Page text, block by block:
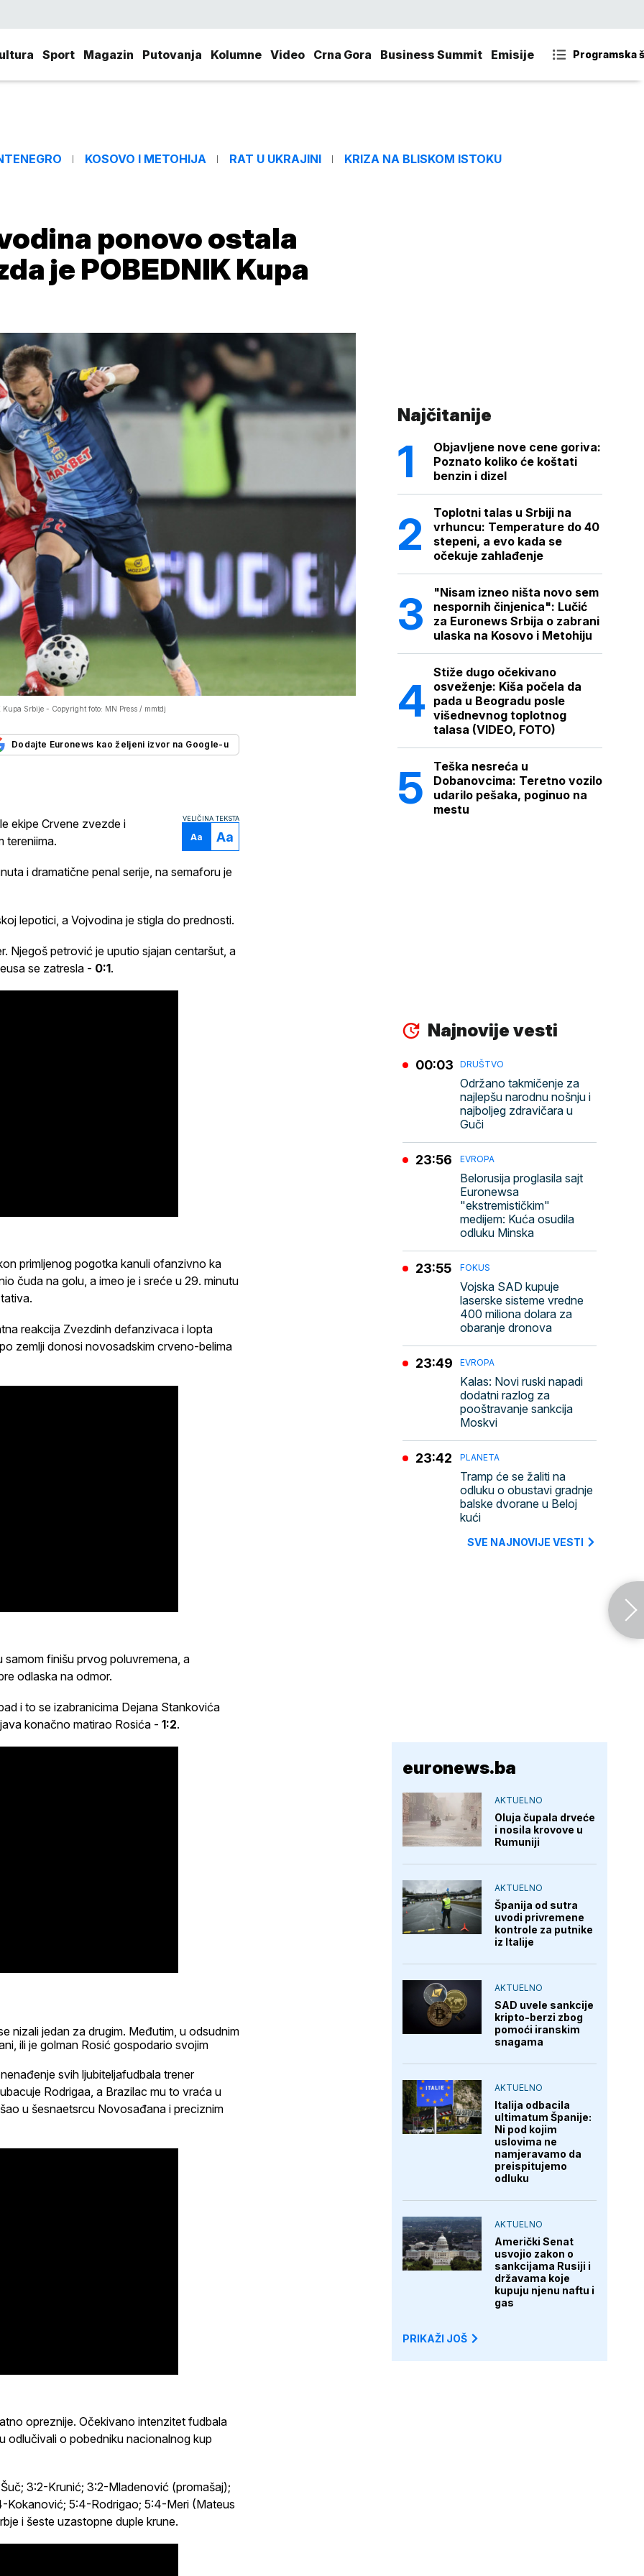
Sport Magazin Putovanja Kolumne Video Crna Gora Business Summit Emisije Programska
KOSOVO I METOHIJA RAT U UKRAJINI KRIZA NA BLISKOM ISTOKU
ponovo ostala
je POBEDNIK Kupa
Kupa Srbije - Copyright foto: MN Press / mmtdj
Dodajte Euronews kao željeni izvor na Google-u
VELIČINA TEKSTA
Aa Aa
ekipe Crvene zvezde i
tereniima.
i dramatične penal serije, na semaforu je
lepotici, a Vojvodina je stigla do prednosti.
Njegoš petrović je uputio sjajan centaršut, a
se zatresla - 0:1.
primljenog pogotka kanuli ofanzivno ka
čuda na golu, a imeo je i sreće u 29. minutu
reakcija Zvezdinh defanzivaca i lopta
zemlji donosi novosadskim crveno-belima
samom finišu prvog poluvremena, a
odlaska na odmor.
i to se izabranicima Dejana Stankovića
konačno matirao Rosića - 1:2.
nizali jedan za drugim. Međutim, u odsudnim
ili je golman Rosić gospodario svojim
svih ljubiteljafudbala trener
Rodrigaa, a Brazilac mu to vraća u
u šesnaetsrcu Novosađana i preciznim
opreznije. Očekivano intenzitet fudbala
odlučivali o pobedniku nacionalnog kup
3:2-Krunić; 3:2-Mladenović (promašaj);
Kokanović; 5:4-Rodrigao; 5:4-Meri (Mateus
i šeste uzastopne duple krune.
Najčitanije
Objavljene nove cene goriva:
Poznato koliko će koštati
benzin i dizel
Toplotni talas u Srbiji na
vrhuncu: Temperature do 40
stepeni, a evo kada se
očekuje zahlađenje
"Nisam izneo ništa novo sem
nespornih činjenica": Lučić
za Euronews Srbija o zabrani
ulaska na Kosovo i Metohiju
Stiže dugo očekivano
osveženje: Kiša počela da
pada u Beogradu posle
višednevnog toplotnog
talasa (VIDEO, FOTO)
Teška nesreća u
Dobanovcima: Teretno vozilo
udarilo pešaka, poginuo na
mestu
Najnovije vesti
DRUŠTVO
Održano takmičenje za
najlepšu narodnu nošnju i
najboljeg zdravičara u
Guči
00:03
EVROPA
Belorusija proglasila sajt
Euronewsa
"ekstremističkim"
medijem: Kuća osudila
odluku Minska
23:56
FOKUS
Vojska SAD kupuje
laserske sisteme vredne
400 miliona dolara za
obaranje dronova
23:55
EVROPA
Kalas: Novi ruski napadi
dodatni razlog za
pooštravanje sankcija
Moskvi
23:49
PLANETA
Tramp će se žaliti na
odluku o obustavi gradnje
balske dvorane u Beloj
kući
23:42
SVE NAJNOVIJE VESTI
euronews.ba
AKTUELNO
Oluja čupala drveće
i nosila krovove u
Rumuniji
AKTUELNO
Španija od sutra
uvodi privremene
kontrole za putnike
iz Italije
AKTUELNO
SAD uvele sankcije
kripto-berzi zbog
pomoći iranskim
snagama
AKTUELNO
Italija odbacila
ultimatum Španije:
Ni pod kojim
uslovima ne
namjeravamo da
preispitujemo
odluku
AKTUELNO
Američki Senat
usvojio zakon o
sankcijama Rusiji i
državama koje
kupuju njenu naftu i
gas
PRIKAŽI JOŠ